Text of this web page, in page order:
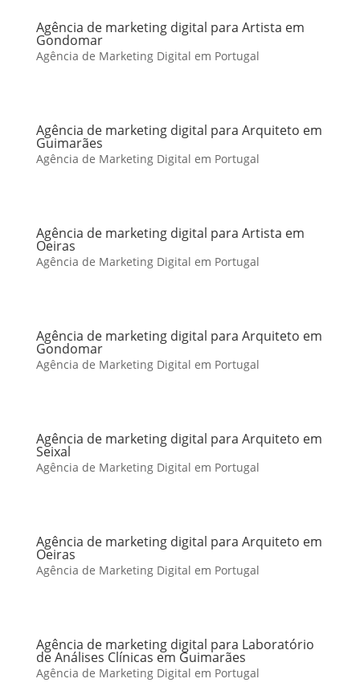
Agência de marketing digital para Artista em
Gondomar
Agência de Marketing Digital em Portugal
Agência de marketing digital para Arquiteto em
Guimarães
Agência de Marketing Digital em Portugal
Agência de marketing digital para Artista em
Oeiras
Agência de Marketing Digital em Portugal
Agência de marketing digital para Arquiteto em
Gondomar
Agência de Marketing Digital em Portugal
Agência de marketing digital para Arquiteto em
Seixal
Agência de Marketing Digital em Portugal
Agência de marketing digital para Arquiteto em
Oeiras
Agência de Marketing Digital em Portugal
Agência de marketing digital para Laboratório
de Análises Clínicas em Guimarães
Agência de Marketing Digital em Portugal